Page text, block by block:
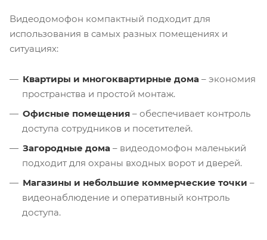
Видеодомофон компактный подходит для
использования в самых разных помещениях и
ситуациях:
Квартиры и многоквартирные дома – экономия
пространства и простой монтаж.
Офисные помещения – обеспечивает контроль
доступа сотрудников и посетителей.
Загородные дома – видеодомофон маленький
подходит для охраны входных ворот и дверей.
Магазины и небольшие коммерческие точки –
видеонаблюдение и оперативный контроль
доступа.